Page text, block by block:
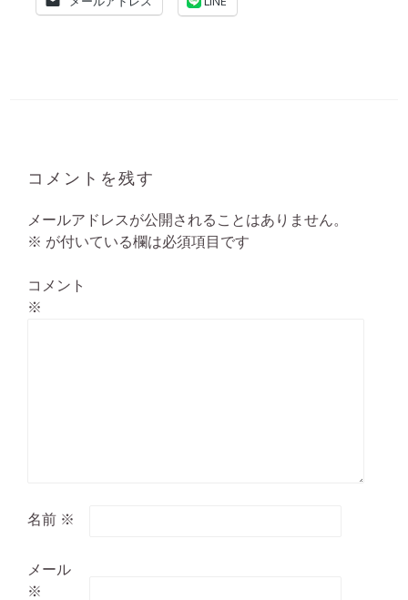
コメントを残す
メールアドレスが公開されることはありません。
※ が付いている欄は必須項目です
コメント
※
名前 ※
メール
※